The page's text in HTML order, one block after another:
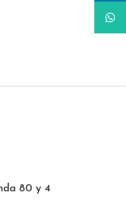
80 y 4